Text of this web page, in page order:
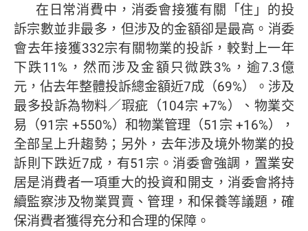
在日常消費中，消委會接獲有關「住」的投
訴宗數並非最多，但涉及的金額卻是最高。消委
會去年接獲332宗有關物業的投訴，較對上一年
下跌11%，然而涉及金額只微跌3%，逾7.3億
元，佔去年整體投訴總金額近7成（69%）。涉及
最多投訴為物料／瑕疵（104宗 +7%）、物業交
易（91宗 +550%）和物業管理（51宗 +16%），
全部呈上升趨勢；另外，去年涉及境外物業的投
訴則下跌近7成，有51宗。消委會強調，置業安
居是消費者一項重大的投資和開支，消委會將持
續監察涉及物業買賣、管理，和保養等議題，確
保消費者獲得充分和合理的保障。